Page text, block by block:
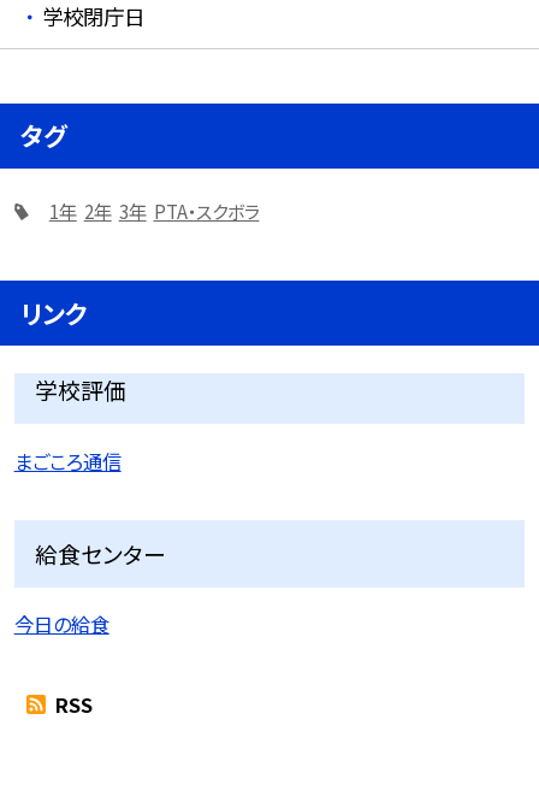
学校閉庁日
タグ
1年 2年 3年 PTA・スクボラ
リンク
学校評価
まごころ通信
給食センター
今日の給食
RSS